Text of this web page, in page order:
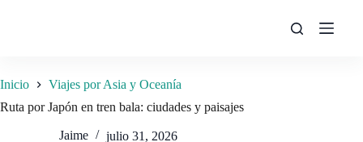
Inicio
Viajes por Asia y Oceanía
Ruta por Japón en tren bala: ciudades y paisajes
Jaime julio 31, 2026